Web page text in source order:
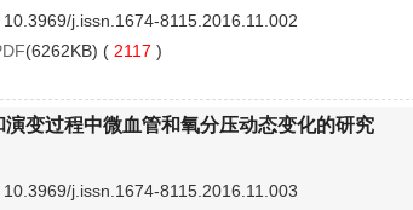
10.3969/j.issn.1674-8115.2016.11.002
(6262KB) ( 2117 )
变过程中微血管和氧分压动态变化的研究
10.3969/j.issn.1674-8115.2016.11.003